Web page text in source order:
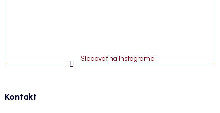
Sledovať na Instagrame
Kontakt